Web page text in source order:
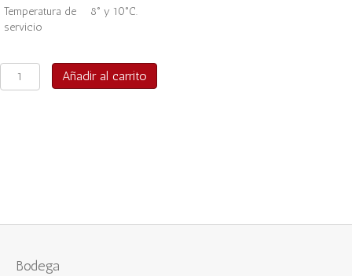
Temperatura de
servicio
8° y 10°C.
Lujuria
Late
Añadir al carrito
Bodega